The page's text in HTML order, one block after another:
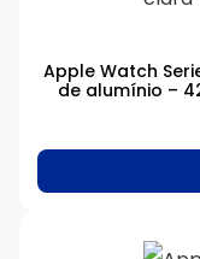
Apple Watch
de alumínio –